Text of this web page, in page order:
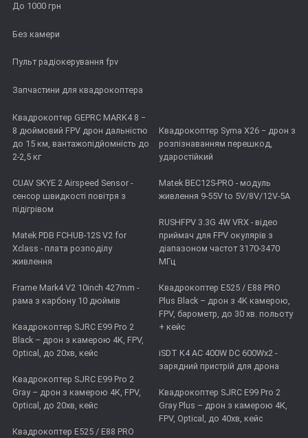
До 1000 грн
Без камери
Пульт радіокерування fpv
Запчастини для квадрокоптера
Квадрокоптер GEPRC MARK4 8 −
8 дюймовий FPV дрон дальністю
до 15 км, вантажопідйомність до
2-2,5 кг
CUAV SKYE 2 Airspeed Sensor -
сенсор швидкості повітря з
підігрівом
Matek PDB FCHUB-12S V2 for
Xclass - плата розподілу
живлення
Frame Mark4 V2 10inch 427mm -
рама з карбону 10 дюймів
Квадрокоптер SJRC E99 Pro 2
Black – дрон з камерою 4K, FPV,
Optical, до 20хв, кейс
Квадрокоптер SJRC E99 Pro 2
Gray – дрон з камерою 4К, FPV,
Optical, до 20хв, кейс
Квадрокоптер E525 / E88 PRO
Квадрокоптер Syma X26 − дрон з
розпізнаванням перешкод,
ударостійкий
Matek BEC12S-PRO - модуль
живлення 9-55V to 5V/8V/12V-5A
RUSHFPV 3.3G 4W VRX - відео
приймач для FPV окулярів з
діапазоном частот 3170-3470
МГц
Квадрокоптер E525 / E88 PRO
Plus Black – дрон з 4K камерою,
FPV, барометр, до 30 хв. польоту
+ кейс
iSDT K4 AC 400W DC 600Wx2 -
зарядний пристрій для дрона
Квадрокоптер SJRC E99 Pro 2
Gray Plus – дрон з камерою 4К,
FPV, Optical, до 40хв, кейс